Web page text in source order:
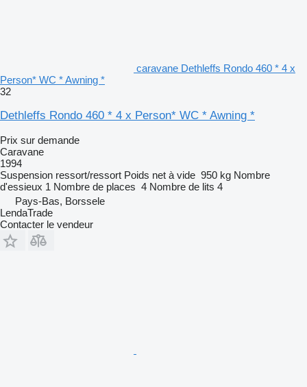
caravane Dethleffs Rondo 460 * 4 x
Person* WC * Awning *
32
Dethleffs Rondo 460 * 4 x Person* WC * Awning *
Prix sur demande
Caravane
1994
Suspension ressort/ressort Poids net à vide 950 kg Nombre
d'essieux 1 Nombre de places 4 Nombre de lits 4
Pays-Bas, Borssele
LendaTrade
Contacter le vendeur